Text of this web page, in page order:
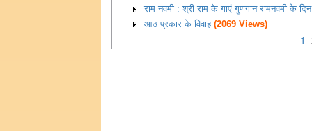
राम नवमी : श्री राम के गाएं गुणगान रामनवमी के
आठ प्रकार के विवाह(2069 Views)
1